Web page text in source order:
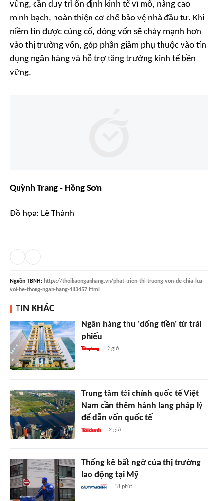
vững, cần duy trì ổn định kinh tế vĩ mô, nâng cao
minh bạch, hoàn thiện cơ chế bảo vệ nhà đầu tư. Khi
niềm tin được củng cố, dòng vốn sẽ chảy mạnh hơn
vào thị trường vốn, góp phần giảm phụ thuộc vào tín
dụng ngân hàng và hỗ trợ tăng trưởng kinh tế bền
vững.
Quỳnh Trang - Hồng Sơn
Đồ họa: Lê Thành
Nguồn TBNH: https://thoibaonganhang.vn/phat-trien-thi-truong-von-de-chia-lua-
voi-he-thong-ngan-hang-183457.html
TIN KHÁC
Ngân hàng thu 'đống tiền' từ trái
phiếu
2 giờ
Trung tâm tài chính quốc tế Việt
Nam cần thêm hành lang pháp lý
để dẫn vốn quốc tế
2 giờ
Thống kê bất ngờ của thị trường
lao động tại Mỹ
18 phút